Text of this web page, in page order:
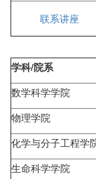
联系讲座
学科/院系
数学科学学院
物理学院
化学与分子工程学
生命科学学院